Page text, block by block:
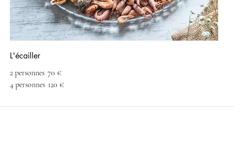
L'écailler
2 personnes 70 €
4 personnes 120 €